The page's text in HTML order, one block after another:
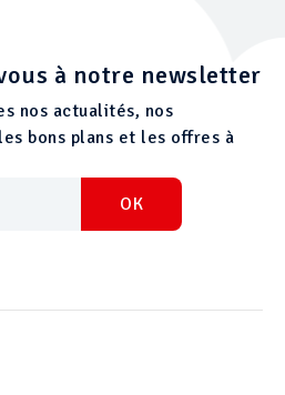
à notre newsletter
nos actualités, nos
bons plans et les offres à